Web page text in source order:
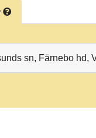
sn, Färnebo hd,